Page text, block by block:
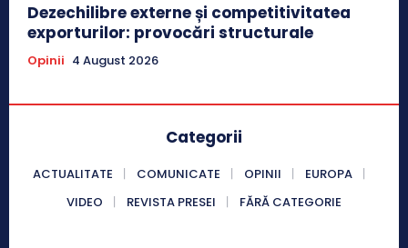
Dezechilibre externe și competitivitatea
exporturilor: provocări structurale
Opinii 4 August 2026
Categorii
ACTUALITATE COMUNICATE OPINII
EUROPA
VIDEO
REVISTA PRESEI FĂRĂ CATEGORIE